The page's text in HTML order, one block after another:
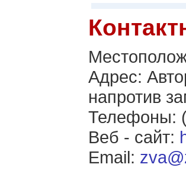
Адрес:
напротив
Телефоны:
Веб - сайт:
Email: